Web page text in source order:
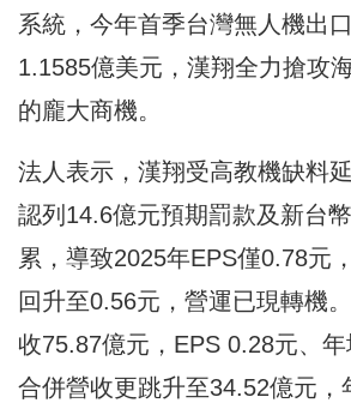
系統，今年首季台灣無人機出
1.1585億美元，漢翔全力搶攻
的龐大商機。
法人表示，漢翔受高教機缺料
認列14.6億元預期罰款及新台
累，導致2025年EPS僅0.78元
回升至0.56元，營運已現轉機
收75.87億元，EPS 0.28元、
合併營收更跳升至34.52億元，